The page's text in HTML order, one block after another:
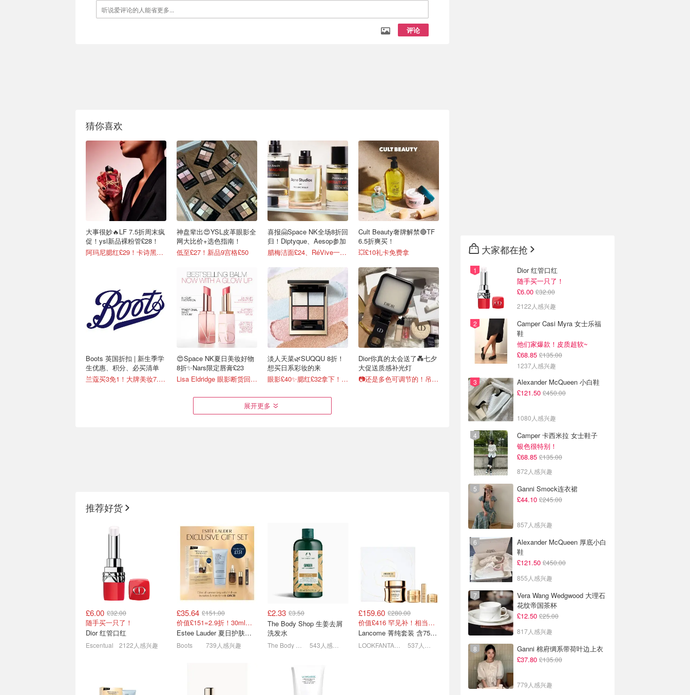
评论
猜你喜欢
大事很妙🔥LF 7.5折周末疯
促！ysl新品裸粉管£28！
阿玛尼腮红£29！卡诗黑钻洗发水£25！
Boots 英国折扣 | 新生季学
生优惠、积分、必买清单
兰蔻买3免1！大牌美妆7.2折
神盘辈出😍YSL皮革眼影全
网大比价+选色指南！
低至£27！新品9宫格£50
😍Space NK夏日美妆好物
8折✨Nars限定唇膏£23
Lisa Eldridge 眼影断货回归！£40抢！
喜报🤗Space NK全场8折回
归！Diptyque、Aesop参加
腊梅洁面£24、RéVive一夜回春油有货
淡人天菜🌿SUQQU 8折！
想买日系彩妆的来
眼影£40✨腮红£32拿下！色号超全！
Cult Beauty奢牌解禁🔴TF
6.5折爽买！
💥£10礼卡免费拿
Dior你真的太会送了💑七夕
大促送质感补光灯
📷还是多色可调节的！吊坠唇蜜£33
㊙️MAC睫毛膏£10🎀
Fresh礼盒3.7折抢⁉️
英国新生季必买🔥兰蔻 抢
购攻略 - 3.8折收菁纯面霜
3.7折起！£31收£110百肽面霜套装
这波被Prada一点多用膏硬
控了🌹8.5折入手！
阿玛尼红管大PK🔥热门唇
釉低至£15！速来选色！
疑似标错价❓£27收封面
Chloe包、fresh链条包£13
展开更多
推荐好货
£6.00 £32.00
随手买一只了！
Dior 红管口红
Escentual 2122人感兴趣
£35.64 £151.00
价值£151=2.9折！30ml小棕瓶1件回本
Estee Lauder 夏日护肤彩妆礼盒
Boots 739人感兴趣
£2.33 £3.50
The Body Shop 生姜去屑
洗发水
£159.60 £280.00
价值£416 罕见补！相当于30ml面霜价收整套
Lancome 菁纯套装 含75ml面霜+5ml精华+5ml眼霜
大家都在抢
Dior 红管口红
随手买一只了！
£6.00 £32.00
2122人感兴趣
Camper Casi Myra 女士乐福
鞋
他们家爆款！皮质超软~
£68.85 £135.00
1237人感兴趣
Alexander McQueen 小白鞋
£121.50 £450.00
1080人感兴趣
Camper 卡西米拉 女士鞋子
银色很特别！
£68.85 £135.00
872人感兴趣
Ganni Smock连衣裙
£44.10 £245.00
857人感兴趣
Alexander McQueen 厚底小白
鞋
£121.50 £450.00
855人感兴趣
Vera Wang Wedgwood 大理石
花纹帝国茶杯
£12.50 £25.00
817人感兴趣
Ganni 棉府绸系带荷叶边上衣
£37.80 £135.00
779人感兴趣